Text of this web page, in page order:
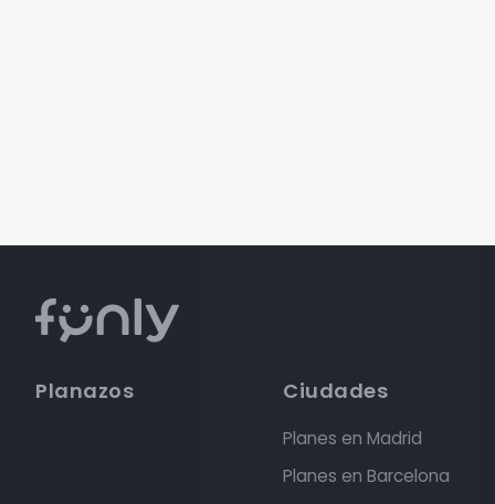
Planazos Ciudades
Planes en Madrid
Planes en Barcelona